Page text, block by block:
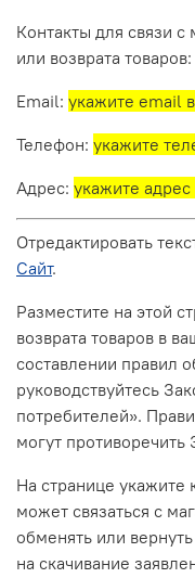
Контакты для связи
или возврата товаров:
Email: укажите email
Телефон: укажите
Адрес: укажите
Отредактировать
Сайт.
Разместите на этой
возврата товаров в
составлении правил
руководствуйтесь
потребителей».
могут противоречить
На странице укажите
может связаться с
обменять или
на скачивание